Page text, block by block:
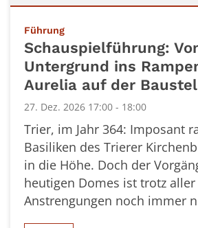
Führung:
Schauspielführung:
Untergrund ins
Aurelia auf der
27. Dez. 2026 17:00 - 18:00
Trier, im Jahr 364: Imposant
Basiliken des Trierer
in die Höhe. Doch der
heutigen Domes ist trotz aller
Anstrengungen noch immer